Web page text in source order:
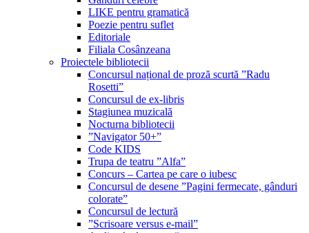
LIKE pentru gramatică
Poezie pentru suflet
Editoriale
Filiala Cosânzeana
Proiectele bibliotecii
Concursul național de proză scurtă ”Radu
Rosetti”
Concursul de ex-libris
Stagiunea muzicală
Nocturna bibliotecii
”Navigator 50+”
Code KIDS
Trupa de teatru ”Alfa”
Concurs – Cartea pe care o iubesc
Concursul de desene ”Pagini fermecate, gânduri
colorate”
Concursul de lectură
”Scrisoare versus e-mail”